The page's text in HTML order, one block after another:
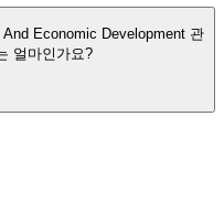
Economic Development 관
얼마인가요?